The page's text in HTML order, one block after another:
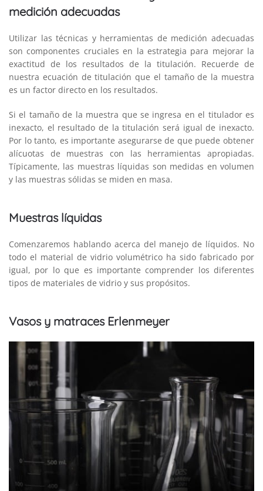
medición adecuadas
Utilizar las técnicas y herramientas de medición adecuadas
son componentes cruciales en la estrategia para mejorar la
exactitud de los resultados de la titulación. Recuerde de
nuestra ecuación de titulación que el tamaño de la muestra
es un factor directo en los resultados.
Si el tamaño de la muestra que se ingresa en el titulador es
inexacto, el resultado de la titulación será igual de inexacto.
Por lo tanto, es importante asegurarse de que puede obtener
alícuotas de muestras con las herramientas apropiadas.
Típicamente, las muestras líquidas son medidas en volumen
y las muestras sólidas se miden en masa.
Muestras líquidas
Comenzaremos hablando acerca del manejo de líquidos. No
todo el material de vidrio volumétrico ha sido fabricado por
igual, por lo que es importante comprender los diferentes
tipos de materiales de vidrio y sus propósitos.
Vasos y matraces Erlenmeyer